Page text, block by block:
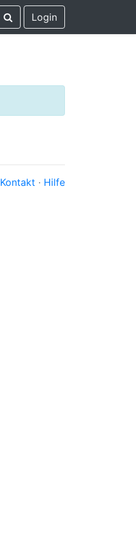
Login
Kontakt · Hilfe